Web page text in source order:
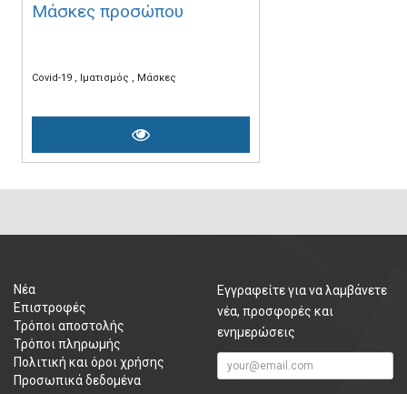
Μάσκες προσώπου
Covid-19 Ιματισμός Μάσκες
Νέα
Επιστροφές
Τρόποι αποστολής
Τρόποι πληρωμής
Πολιτική και όροι χρήσης
Προσωπικά δεδομένα
Εγγραφείτε για να λαμβάνετε
νέα, προσφορές και
ενημερώσεις